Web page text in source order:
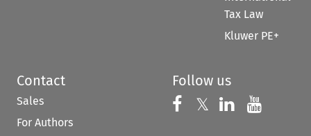
Tax Law
Kluwer PE+
Contact
Sales
For Authors
Follow us
Follow us on
𝕏 Follow us on
Follow us